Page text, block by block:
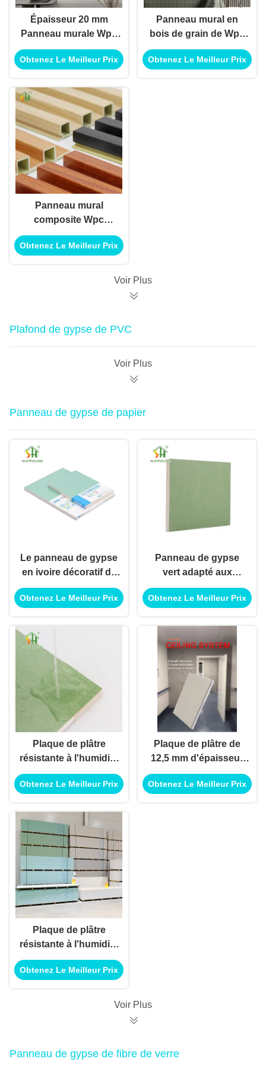
Épaisseur 20 mm
Panneau murale Wpc
pour décoration
Panneau murale à
bois plastique
Obtenez Le Meilleur Prix
Panneau mural en
bois de grain de Wpc
rayonnement UV
Flûte composite en
Obtenez Le Meilleur Prix
Panneau mural
composite Wpc
ignifugé revêtement
intérieur panneau
Obtenez Le Meilleur Prix
Voir Plus
Plafond de gypse de PVC
Voir Plus
Panneau de gypse de papier
Le panneau de gypse
en ivoire décoratif de
papier de couleur
ignifugent 1220mm x
Obtenez Le Meilleur Prix
Panneau de gypse
vert adapté aux
besoins du client,
plaque de plâtre de
pour la séparation
d'intérieur de mur
Obtenez Le Meilleur Prix
Plaque de plâtre
résistante à l'humidité
18 mm 1220 × 2440
mm
Obtenez Le Meilleur Prix
Plaque de plâtre de
12,5 mm d'épaisseur
avec bords amincis et
papier 100 % recyclé
Obtenez Le Meilleur Prix
Plaque de plâtre
résistante à l'humidité
9,5 mm 1220 × 2440
mm
Obtenez Le Meilleur Prix
Voir Plus
Panneau de gypse de fibre de verre